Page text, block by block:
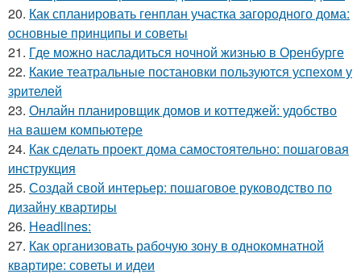
20. Как спланировать генплан участка загородного дома:
основные принципы и советы
21. Где можно насладиться ночной жизнью в Оренбурге
22. Какие театральные постановки пользуются успехом у
зрителей
23. Онлайн планировщик домов и коттеджей: удобство
на вашем компьютере
24. Как сделать проект дома самостоятельно: пошаговая
инструкция
25. Создай свой интерьер: пошаговое руководство по
дизайну квартиры
26. Headlines:
27. Как организовать рабочую зону в однокомнатной
квартире: советы и идеи